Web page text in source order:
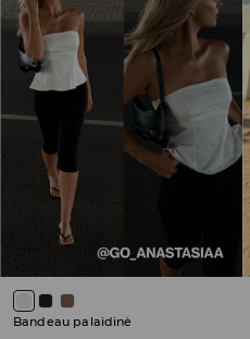
Bandeau palaidinė